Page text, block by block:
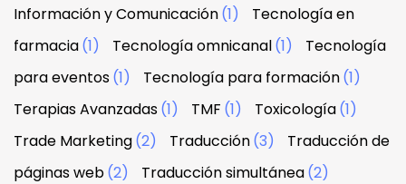
Información y Comunicación(1)
Tecnología en
farmacia(1) Tecnología omnicanal(1)
Tecnología
para eventos(1) Tecnología para formación(1)
Terapias Avanzadas(1) TMF (1) Toxicología(1)
Trade Marketing(2) Traducción(3)
Traducción de
páginas web(2) Traducción simultánea(2)